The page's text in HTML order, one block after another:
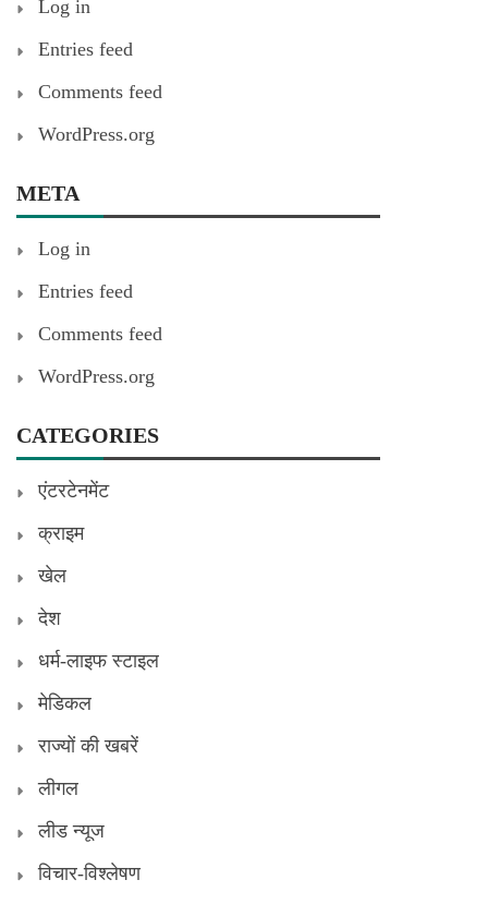
Log in
Entries feed
Comments feed
WordPress.org
META
Log in
Entries feed
Comments feed
WordPress.org
CATEGORIES
एंटरटेनमेंट
क्राइम
खेल
देश
धर्म-लाइफ स्टाइल
मेडिकल
राज्यों की खबरें
लीगल
लीड न्यूज
विचार-विश्लेषण